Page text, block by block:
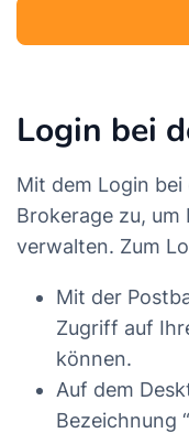
Login bei
Mit dem Login
Brokerage zu, um
verwalten. Zum
Mit der
Zugriff auf
können.
Auf dem
Bezeichnung